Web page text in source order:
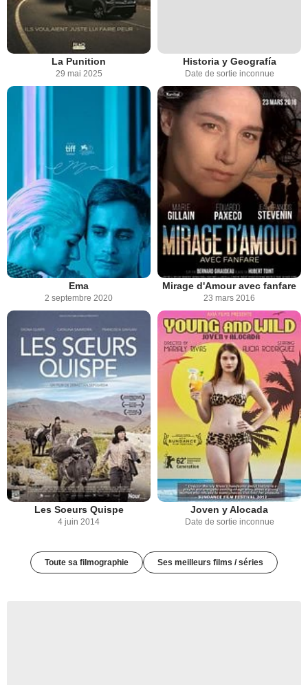
La Punition
29 mai 2025
Historia y Geografía
Date de sortie inconnue
Ema
2 septembre 2020
Mirage d'Amour avec fanfare
23 mars 2016
Les Soeurs Quispe
4 juin 2014
Joven y Alocada
Date de sortie inconnue
Toute sa filmographie Ses meilleurs films / séries